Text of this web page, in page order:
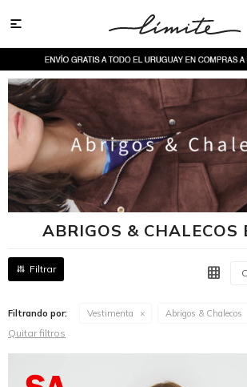

ABRIGOS & CHALECOS
Filtrando por: Vestimenta Abrigos & Chalecos
Quitar filtros